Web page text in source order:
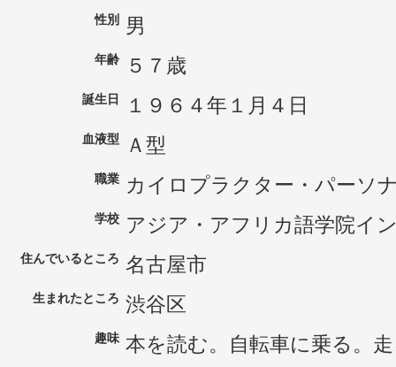
性別 男
年齢 ５７歳
誕生日 １９６４年１月４日
血液型 Ａ型
職業 カイロプラクター・パーソ
学校 アジア・アフリカ語学院イ
住んでいるところ 名古屋市
生まれたところ 渋谷区
趣味 本を読む。自転車に乗る。